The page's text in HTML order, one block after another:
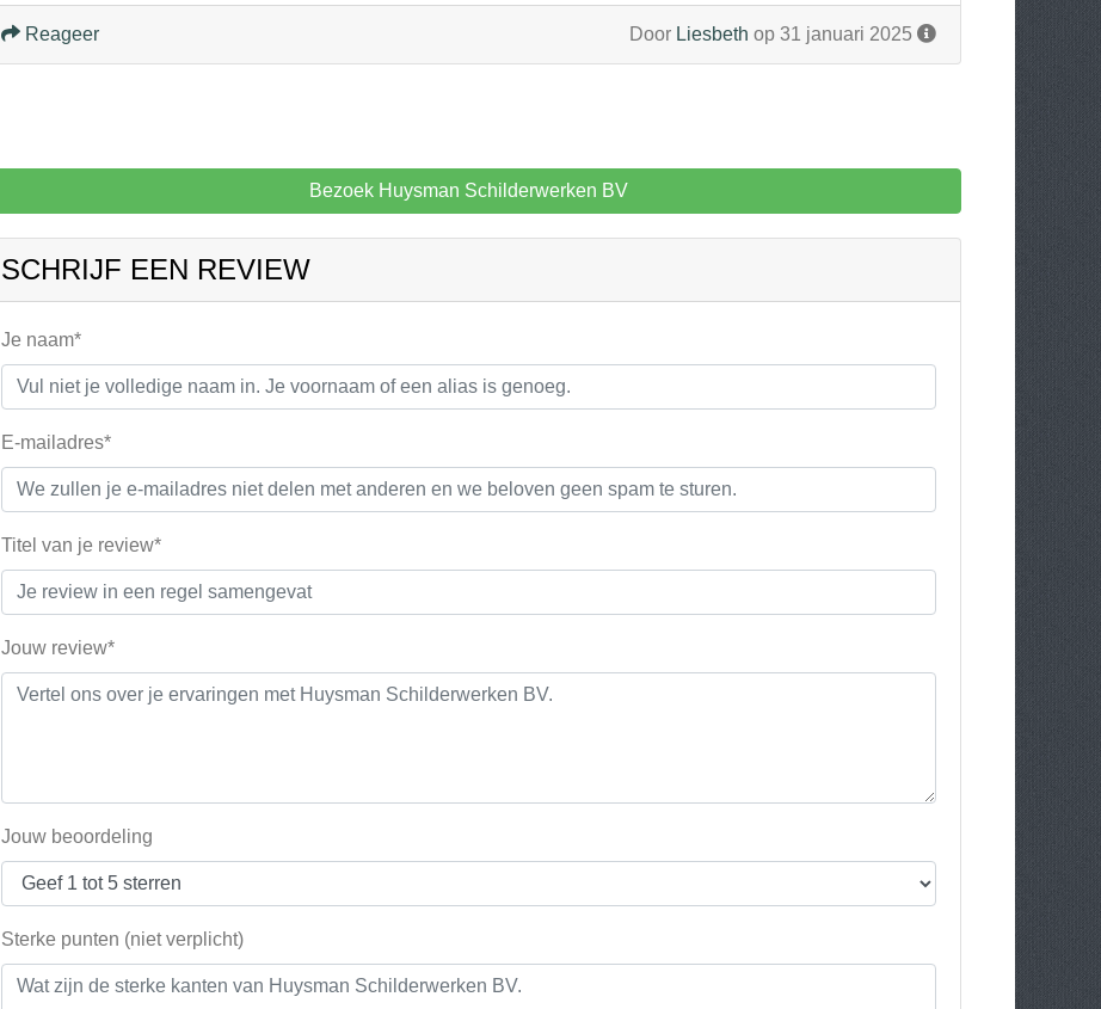
Door Liesbeth op 31 januari 2025
Reageer
Bezoek Huysman Schilderwerken BV
SCHRIJF EEN REVIEW
Je naam*
E-mailadres*
Titel van je review*
Jouw review*
Jouw beoordeling
Sterke punten (niet verplicht)